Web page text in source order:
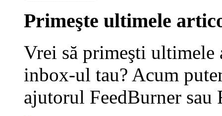
Primeşte ultimele
Vrei să primeşti
inbox-ul tau? Acum
ajutorul FeedBurner sau